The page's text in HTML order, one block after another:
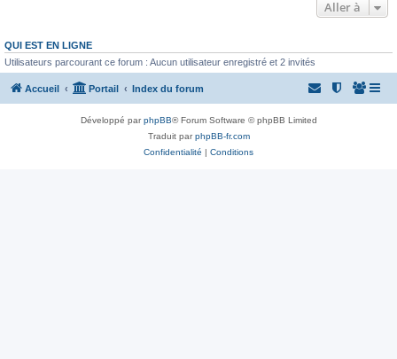
Aller à
QUI EST EN LIGNE
Utilisateurs parcourant ce forum : Aucun utilisateur enregistré et 2 invités
Accueil Portail Index du forum
Développé parphpBB® Forum Software © phpBB Limited
Traduit parphpBB-fr.com
Confidentialité | Conditions